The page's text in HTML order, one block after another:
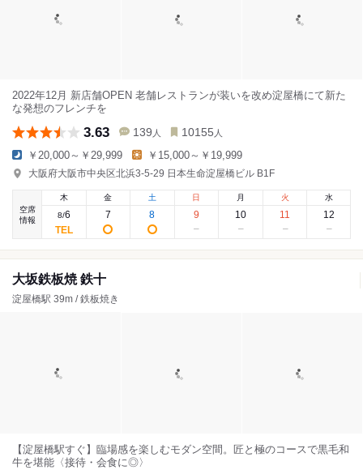
2022年12月 新店舗OPEN 老舗レストランが装いを改め淀屋橋にて新た
な発想のフレンチを
3.63 139 人 10155 人
￥20,000～￥29,999 ￥15,000～￥19,999
大阪府大阪市中央区北浜3-5-29 日本生命淀屋橋ビル B1F
空席
情報
木
8/6
金
7
土
8
日
9
月
10
火
11
水
12
大坂鉄板焼 鉄十
淀屋橋駅 39m / 鉄板焼き
【淀屋橋駅すぐ】臨場感を楽しむモダン空間。匠と極のコースで黒毛和
牛を堪能〈接待・会食に◎〉